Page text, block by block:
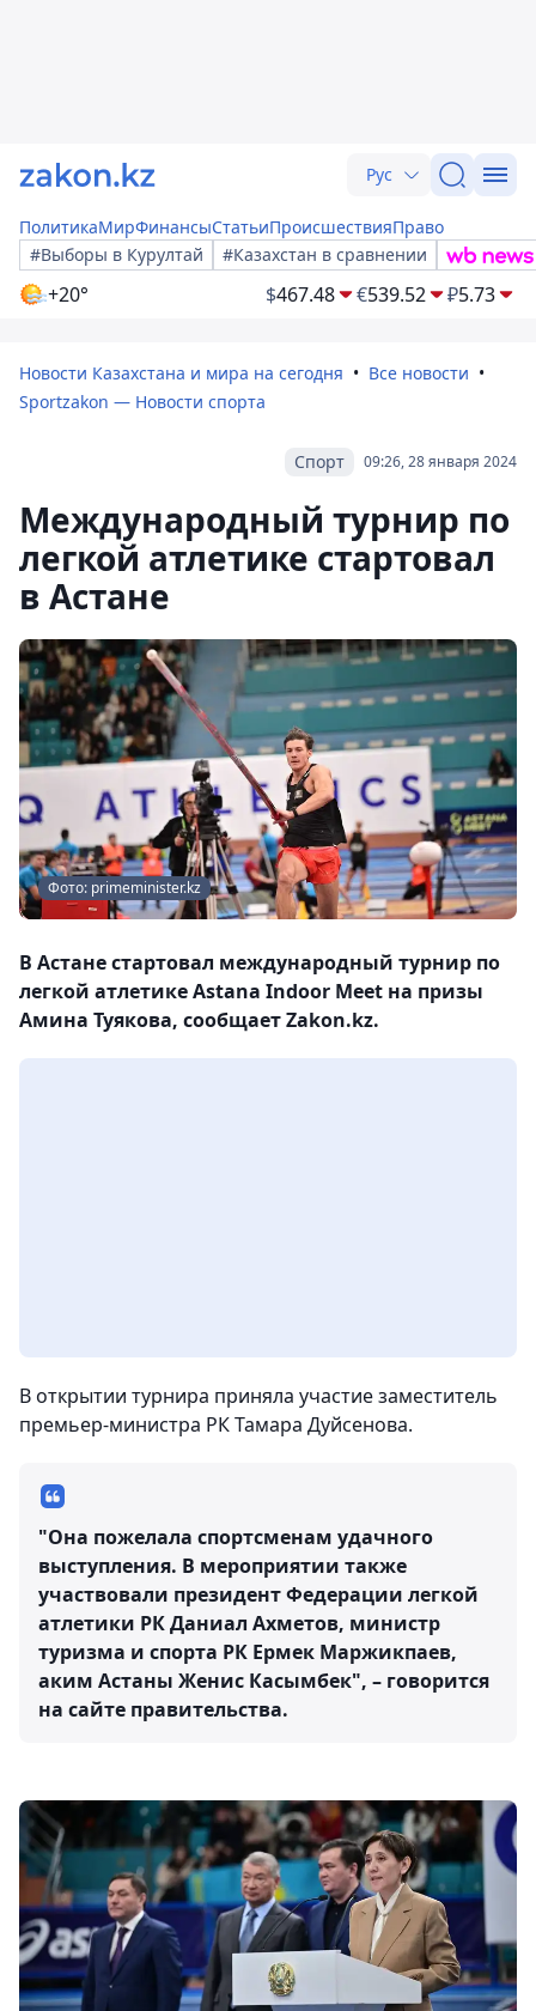
Рус
ПолитикаМирФинансыСтатьиПроисшествияПраво
#Выборы в Курултай
#Казахстан в сравнении
+20° $467.48 €539.52 ₽5.73
Новости Казахстана и мира на сегодня
Все новости
Sportzakon — Новости спорта
09:26, 28 января 2024
Спорт
Международный турнир по
легкой атлетике стартовал
в Астане
Фото: primeminister.kz
В Астане стартовал международный турнир по
легкой атлетике Astana Indoor Meet на призы
Амина Туякова, сообщает Zakon.kz.
В открытии турнира приняла участие заместитель
премьер-министра РК Тамара Дуйсенова.
"Она пожелала спортсменам удачного
выступления. В мероприятии также
участвовали президент Федерации легкой
атлетики РК Даниал Ахметов, министр
туризма и спорта РК Ермек Маржикпаев,
аким Астаны Женис Касымбек", – говорится
на сайте правительства.